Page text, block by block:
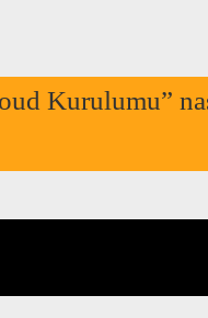
Kurulumu”